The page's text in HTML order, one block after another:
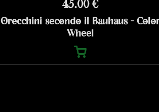
45.00 €
Orecchini secondo il Bauhaus -
Wheel